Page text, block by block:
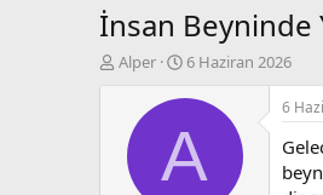
İnsan Beyninde
K
Alper
B
ş
a
n
6 Haziran 2026
A
6